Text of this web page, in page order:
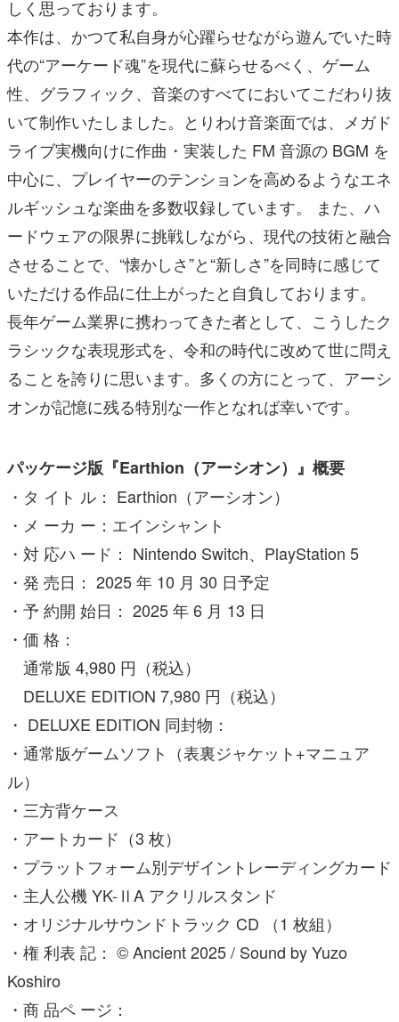
しく思っております。
本作は、かつて私自身が心躍らせながら遊んでいた時
代の“アーケード魂”を現代に蘇らせるべく、ゲーム
性、グラフィック、音楽のすべてにおいてこだわり抜
いて制作いたしました。とりわけ音楽面では、メガド
ライブ実機向けに作曲・実装した FM 音源の BGM を
中心に、プレイヤーのテンションを高めるようなエネ
ルギッシュな楽曲を多数収録しています。 また、ハ
ードウェアの限界に挑戦しながら、現代の技術と融合
させることで、“懐かしさ”と“新しさ”を同時に感じて
いただける作品に仕上がったと自負しております。
⾧年ゲーム業界に携わってきた者として、こうしたク
ラシックな表現形式を、令和の時代に改めて世に問え
ることを誇りに思います。多くの方にとって、アーシ
オンが記憶に残る特別な一作となれば幸いです。
パッケージ版『Earthion（アーシオン）』概要
・タ イト ル： Earthion（アーシオン）
・メ ーカ ー：エインシャント
・対 応ハ ード： Nintendo Switch、PlayStation 5
・発 売日： 2025 年 10 月 30 日予定
・予 約開 始日： 2025 年 6 月 13 日
・価 格：
通常版 4,980 円（税込）
DELUXE EDITION 7,980 円（税込）
・ DELUXE EDITION 同封物：
・通常版ゲームソフト（表裏ジャケット+マニュア
ル）
・三方背ケース
・アートカード（3 枚）
・プラットフォーム別デザイントレーディングカード
・主人公機 YK-ⅡA アクリルスタンド
・オリジナルサウンドトラック CD （1 枚組）
・権 利表 記： © Ancient 2025 / Sound by Yuzo
Koshiro
・商 品ペ ージ：